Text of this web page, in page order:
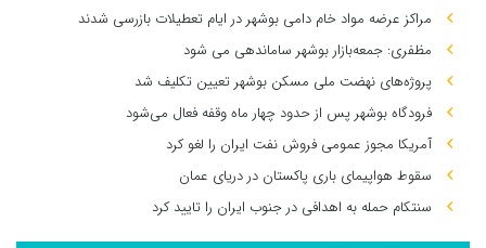
مراکز عرضه مواد خام دامی بوشهر در ایام تعطیلات بازرسی شدند
مظفری: جمعه‌بازار بوشهر ساماندهی می‌ شود
پروژه‌های نهضت ملی مسکن بوشهر تعیین تکلیف شد
فرودگاه بوشهر پس از حدود چهار ماه وقفه فعال می‌شود
آمریکا مجوز عمومی فروش نفت ایران را لغو کرد
سقوط هواپیمای باری پاکستان در دریای عمان
سنتکام حمله به اهدافی در جنوب ایران را تایید کرد